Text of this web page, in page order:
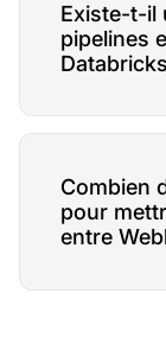
Existe-t-il
pipelines
Combien
pour
entre